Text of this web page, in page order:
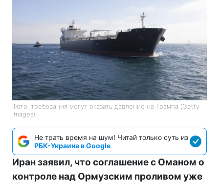
Фото: требования могут оказать давление на Трампа (Getty
Images)
Не трать время на шум! Читай только суть из
РБК-Украина в Google
Иран заявил, что соглашение с Оманом о
контроле над Ормузским проливом уже